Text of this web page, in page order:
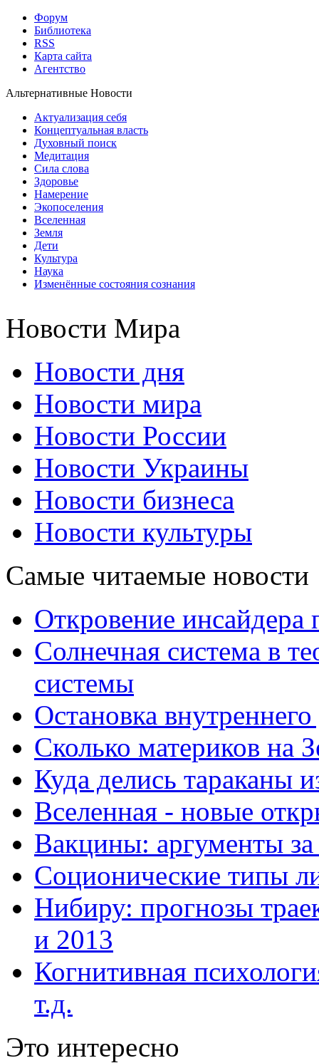
Форум
Библиотека
RSS
Карта сайта
Агентство
Альтернативные Новости
Актуализация себя
Концептуальная власть
Духовный поиск
Медитация
Сила слова
Здоровье
Намерение
Экопоселения
Вселенная
Земля
Дети
Культура
Наука
Изменённые состояния сознания
Новости Мира
Новости дня
Новости мира
Новости России
Новости Украины
Новости бизнеса
Новости культуры
Самые читаемые новости
Откровение инсайдера
Солнечная система в
системы
Остановка внутреннего
Сколько материков на
Куда делись тараканы
Вселенная - новые
Вакцины: аргументы
Соционические типы
Нибиру: прогнозы
и 2013
Когнитивная
т.д.
Это интересно